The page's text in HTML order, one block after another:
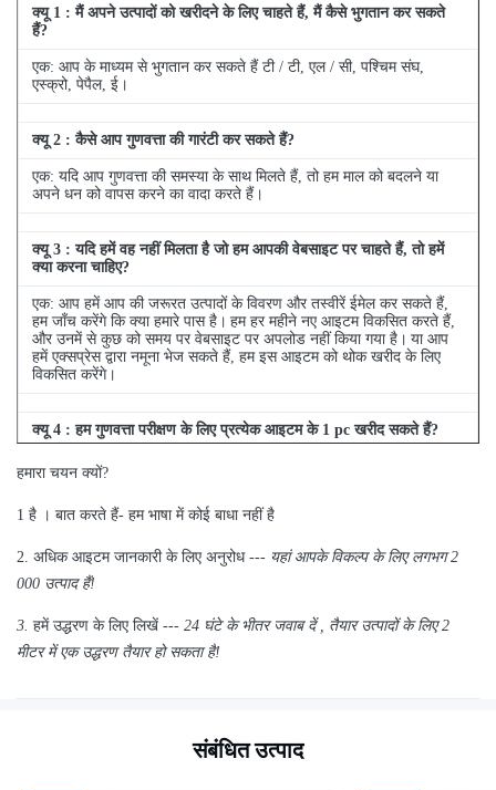
क्यू 1 : मैं अपने उत्पादों को खरीदने के लिए चाहते हैं, मैं कैसे भुगतान कर सकते
हैं?
एक: आप के माध्यम से भुगतान कर सकते हैं टी / टी, एल / सी, पश्चिम संघ,
एस्क्रो, पेपैल, ई।
क्यू 2 : कैसे आप गुणवत्ता की गारंटी कर सकते हैं?
एक: यदि आप गुणवत्ता की समस्या के साथ मिलते हैं, तो हम माल को बदलने या
अपने धन को वापस करने का वादा करते हैं।
क्यू 3 : यदि हमें वह नहीं मिलता है जो हम आपकी वेबसाइट पर चाहते हैं, तो हमें
क्या करना चाहिए?
एक: आप हमें आप की जरूरत उत्पादों के विवरण और तस्वीरें ईमेल कर सकते हैं,
हम जाँच करेंगे कि क्या हमारे पास है। हम हर महीने नए आइटम विकसित करते हैं,
और उनमें से कुछ को समय पर वेबसाइट पर अपलोड नहीं किया गया है। या आप
हमें एक्सप्रेस द्वारा नमूना भेज सकते हैं, हम इस आइटम को थोक खरीद के लिए
विकसित करेंगे।
क्यू 4 : हम गुणवत्ता परीक्षण के लिए प्रत्येक आइटम के 1 pc खरीद सकते हैं?
एक: हाँ, हम गुणवत्ता परीक्षण के लिए 1 pc भेजने के लिए खुश हैं अगर हम आइटम
हमारा चयन क्यों?
1 है । बात करते हैं- हम भाषा में कोई बाधा नहीं है
2. अधिक आइटम जानकारी के लिए अनुरोध --- यहां आपके विकल्प के लिए लगभग 2
000 उत्पाद हैं!
3. हमें उद्धरण के लिए लिखें --- 24 घंटे के भीतर जवाब दें , तैयार उत्पादों के लिए 2
मीटर में एक उद्धरण तैयार हो सकता है!
संबंधित उत्पाद